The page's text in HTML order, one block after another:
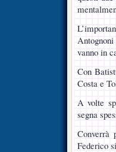
vanno in
Con
Costa e
A volte
segna
Converrà
Federico